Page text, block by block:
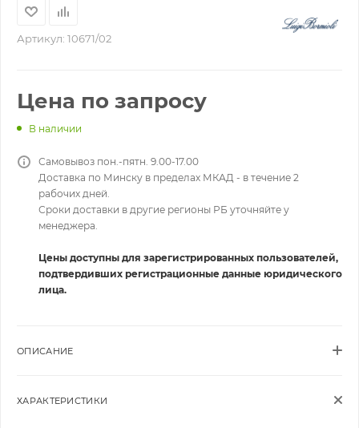
Артикул: 10671/02
Цена по запросу
В наличии
Самовывоз пон.-пятн. 9.00-17.00
Доставка по Минску в пределах МКАД - в течение 2
рабочих дней.
Сроки доставки в другие регионы РБ уточняйте у
менеджера.
Цены доступны для зарегистрированных пользователей,
подтвердивших регистрационные данные юридического
лица.
ОПИСАНИЕ
ХАРАКТЕРИСТИКИ